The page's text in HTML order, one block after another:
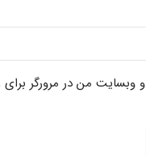
وبسایت من در مرورگر برای